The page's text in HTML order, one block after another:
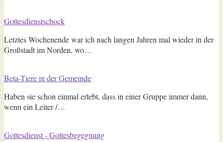
Gottesdienstschock
Letztes Wochenende war ich nach langen Jahren mal wieder in der
Großstadt im Norden, wo…
Beta-Tiere in der Gemeinde
Haben sie schon einmal erlebt, dass in einer Gruppe immer dann,
wenn ein Leiter /…
Gottesdienst - Gottesbegegnung